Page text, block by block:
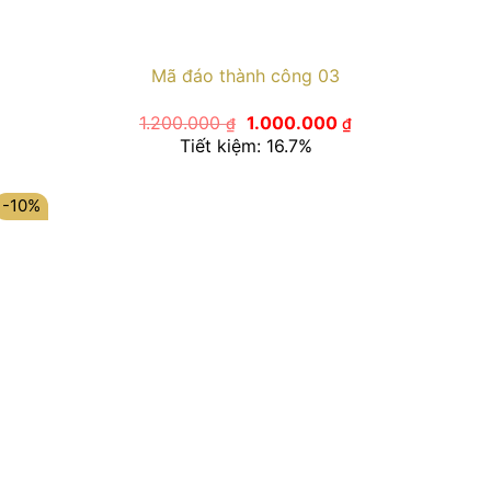
Mã đáo thành công 03
1.200.000₫ Giá
gốc
là:
1.000.000 ₫Giá
hiện
Tiết kiệm: 16.7%
-10%